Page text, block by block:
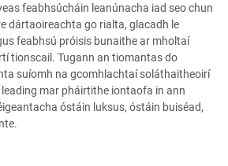
feabhsúcháin leanúnacha iad seo chun
dártaoireachta go rialta, glacadh le
feabhsú próisis bunaithe ar mholtaí
tionscail. Tugann an tiomantas do
suíomh na gcomhlachtaí soláthaitheoirí
mar pháirtithe iontaofa in ann
óstáin luksus, óstáin buiséad,